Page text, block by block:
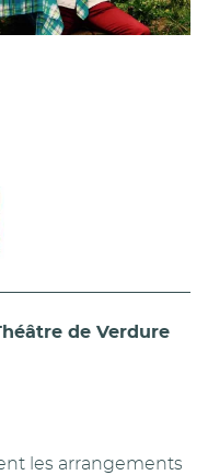
de Verdure
les arrangements